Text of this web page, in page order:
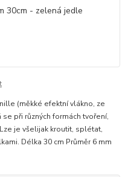
(měkké efektní vlákno, ze
při různých formách tvoření,
je všelijak kroutit, splétat,
Délka 30 cm Průměr 6 mm